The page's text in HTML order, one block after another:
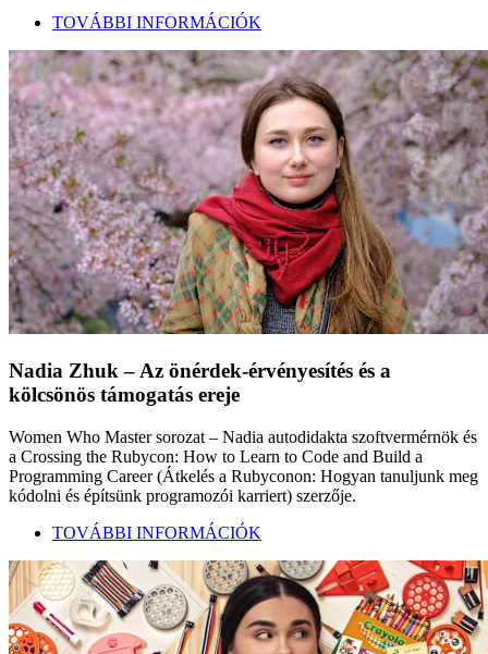
TOVÁBBI INFORMÁCIÓK
Nadia Zhuk – Az önérdek-érvényesítés és a
kölcsönös támogatás ereje
Women Who Master sorozat – Nadia autodidakta szoftvermérnök és
a Crossing the Rubycon: How to Learn to Code and Build a
Programming Career (Átkelés a Rubyconon: Hogyan tanuljunk meg
kódolni és építsünk programozói karriert) szerzője.
TOVÁBBI INFORMÁCIÓK